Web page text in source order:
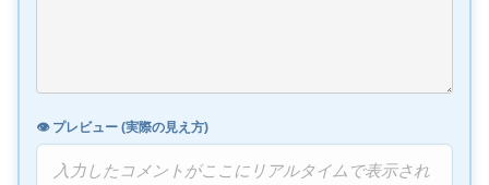
👁️ プレビュー (実際の見え方)
入力したコメントがここにリアルタイムで表示され